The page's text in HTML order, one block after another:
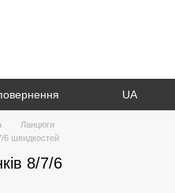
UA
Ланцюги
6 швидкостей
8/7/6